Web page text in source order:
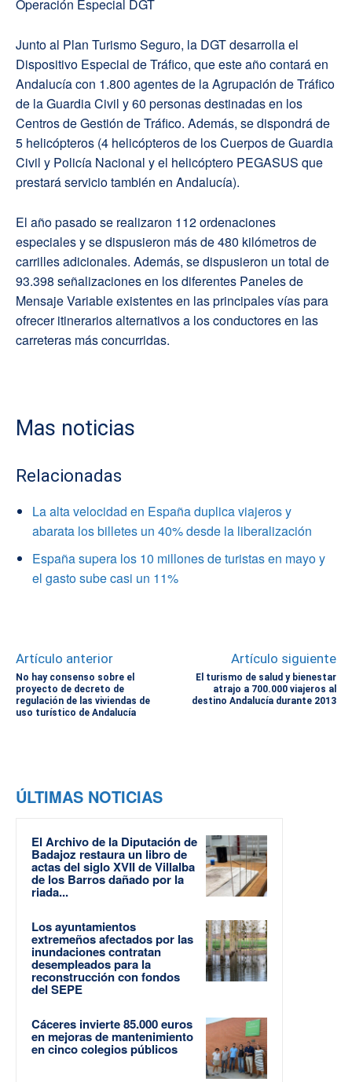
Operación Especial DGT
Junto al Plan Turismo Seguro, la DGT desarrolla el
Dispositivo Especial de Tráfico, que este año contará en
Andalucía con 1.800 agentes de la Agrupación de Tráfico
de la Guardia Civil y 60 personas destinadas en los
Centros de Gestión de Tráfico. Además, se dispondrá de
5 helicópteros (4 helicópteros de los Cuerpos de Guardia
Civil y Policía Nacional y el helicóptero PEGASUS que
prestará servicio también en Andalucía).
El año pasado se realizaron 112 ordenaciones
especiales y se dispusieron más de 480 kilómetros de
carrilles adicionales. Además, se dispusieron un total de
93.398 señalizaciones en los diferentes Paneles de
Mensaje Variable existentes en las principales vías para
ofrecer itinerarios alternativos a los conductores en las
carreteras más concurridas.
Mas noticias
Relacionadas
La alta velocidad en España duplica viajeros y
abarata los billetes un 40% desde la liberalización
España supera los 10 millones de turistas en mayo y
el gasto sube casi un 11%
Artículo anterior
No hay consenso sobre el
proyecto de decreto de
regulación de las viviendas de
uso turístico de Andalucía
Artículo siguiente
El turismo de salud y bienestar
atrajo a 700.000 viajeros al
destino Andalucía durante 2013
ÚLTIMAS NOTICIAS
El Archivo de la Diputación de
Badajoz restaura un libro de
actas del siglo XVII de Villalba
de los Barros dañado por la
riada...
Los ayuntamientos
extremeños afectados por las
inundaciones contratan
desempleados para la
reconstrucción con fondos
del SEPE
Cáceres invierte 85.000 euros
en mejoras de mantenimiento
en cinco colegios públicos